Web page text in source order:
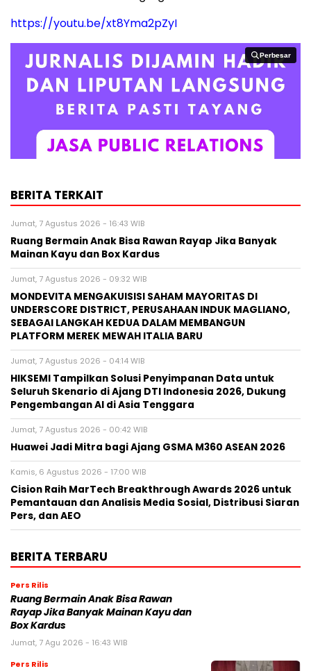
https://youtu.be/xt8Yma2pZyI
Perbesar
Perbesar
BERITA TERKAIT
Jumat, 7 Agustus 2026 - 16:43 WIB
Ruang Bermain Anak Bisa Rawan Rayap Jika Banyak
Mainan Kayu dan Box Kardus
Jumat, 7 Agustus 2026 - 09:32 WIB
MONDEVITA MENGAKUISISI SAHAM MAYORITAS DI
UNDERSCORE DISTRICT, PERUSAHAAN INDUK MAGLIANO,
SEBAGAI LANGKAH KEDUA DALAM MEMBANGUN
PLATFORM MEREK MEWAH ITALIA BARU
Jumat, 7 Agustus 2026 - 04:14 WIB
HIKSEMI Tampilkan Solusi Penyimpanan Data untuk
Seluruh Skenario di Ajang DTI Indonesia 2026, Dukung
Pengembangan AI di Asia Tenggara
Jumat, 7 Agustus 2026 - 00:42 WIB
Huawei Jadi Mitra bagi Ajang GSMA M360 ASEAN 2026
Kamis, 6 Agustus 2026 - 17:00 WIB
Cision Raih MarTech Breakthrough Awards 2026 untuk
Pemantauan dan Analisis Media Sosial, Distribusi Siaran
Pers, dan AEO
BERITA TERBARU
Pers Rilis
Ruang Bermain Anak Bisa Rawan
Rayap Jika Banyak Mainan Kayu dan
Box Kardus
Jumat, 7 Agu 2026 - 16:43 WIB
Pers Rilis